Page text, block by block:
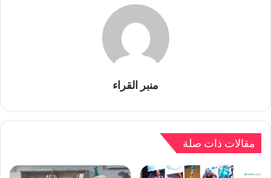
منبر القراء
مقالات ذات صلة